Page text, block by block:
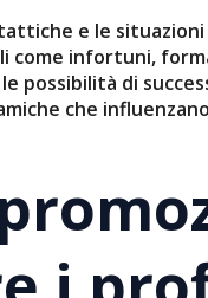
e le
come infortuni,
possibilità di
che